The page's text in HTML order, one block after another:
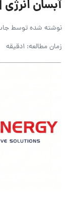
آبسان انرژی | ۱۲ خرداد ۱۴۰۵
نوشته شده توسط
زمان مطالعه: 1دقیقه